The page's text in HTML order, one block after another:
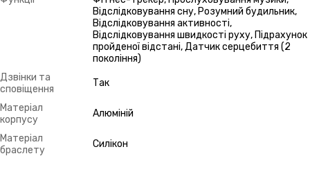
Відслідковування сну, Розумний будильник,
Відслідковування активності,
Відслідковування швидкості руху, Підрахунок
пройденої відстані, Датчик серцебиття (2
покоління)
Дзвінки та
сповіщення
Так
Матеріал
корпусу
Алюміній
Матеріал
браслету
Силікон